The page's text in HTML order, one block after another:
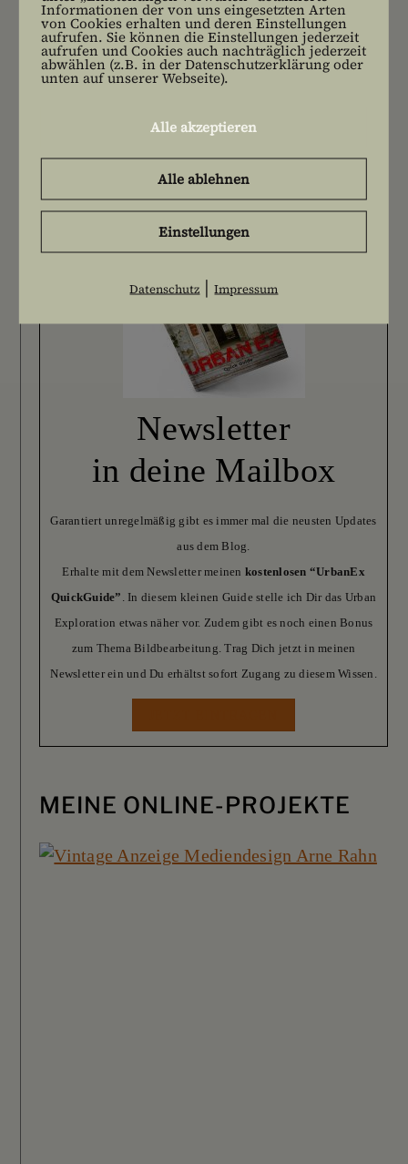
Leben
Marginalien
Newsletter
in deine Mailbox
Garantiert unregelmäßig gibt es immer mal die neusten Updates
aus dem Blog.
Erhalte mit dem Newsletter meinen kostenlosen “UrbanEx
QuickGuide” . In diesem kleinen Guide stelle ich Dir das Urban
Exploration etwas näher vor. Zudem gibt es noch einen Bonus
zum Thema Bildbearbeitung. Trag Dich jetzt in meinen
Newsletter ein und Du erhältst sofort Zugang zu diesem Wissen.
MEINE ONLINE-PROJEKTE
Informationen der von uns eingesetzten Arten
von Cookies erhalten und deren Einstellungen
aufrufen. Sie können die Einstellungen jederzeit
aufrufen und Cookies auch nachträglich jederzeit
abwählen (z.B. in der Datenschutzerklärung oder
unten auf unserer Webseite).
Alle akzeptieren
Alle ablehnen
Einstellungen
Datenschutz|Impressum